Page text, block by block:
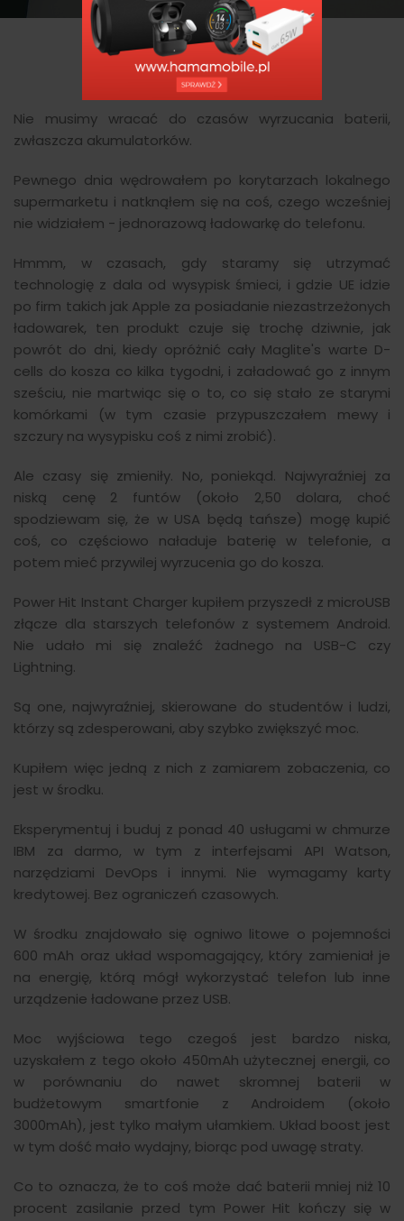
Nie musimy wracać do czasów wyrzucania baterii,
zwłaszcza akumulatorków.
Pewnego dnia wędrowałem po korytarzach lokalnego
supermarketu i natknąłem się na coś, czego wcześniej
nie widziałem - jednorazową ładowarkę do telefonu.
Hmmm, w czasach, gdy staramy się utrzymać
technologię z dala od wysypisk śmieci, i gdzie UE idzie
po firm takich jak Apple za posiadanie niezastrzeżonych
ładowarek, ten produkt czuje się trochę dziwnie, jak
powrót do dni, kiedy opróżnić cały Maglite's warte D-
cells do kosza co kilka tygodni, i załadować go z innym
sześciu, nie martwiąc się o to, co się stało ze starymi
komórkami (w tym czasie przypuszczałem mewy i
szczury na wysypisku coś z nimi zrobić).
Ale czasy się zmieniły. No, poniekąd. Najwyraźniej za
niską cenę 2 funtów (około 2,50 dolara, choć
spodziewam się, że w USA będą tańsze) mogę kupić
coś, co częściowo naładuje baterię w telefonie, a
potem mieć przywilej wyrzucenia go do kosza.
Power Hit Instant Charger kupiłem przyszedł z microUSB
złącze dla starszych telefonów z systemem Android.
Nie udało mi się znaleźć żadnego na USB-C czy
Lightning.
Są one, najwyraźniej, skierowane do studentów i ludzi,
którzy są zdesperowani, aby szybko zwiększyć moc.
Kupiłem więc jedną z nich z zamiarem zobaczenia, co
jest w środku.
Eksperymentuj i buduj z ponad 40 usługami w chmurze
IBM za darmo, w tym z interfejsami API Watson,
narzędziami DevOps i innymi. Nie wymagamy karty
kredytowej. Bez ograniczeń czasowych.
W środku znajdowało się ogniwo litowe o pojemności
600 mAh oraz układ wspomagający, który zamieniał je
na energię, którą mógł wykorzystać telefon lub inne
urządzenie ładowane przez USB.
Moc wyjściowa tego czegoś jest bardzo niska,
uzyskałem z tego około 450mAh użytecznej energii, co
w porównaniu do nawet skromnej baterii w
budżetowym smartfonie z Androidem (około
3000mAh), jest tylko małym ułamkiem. Układ boost jest
w tym dość mało wydajny, biorąc pod uwagę straty.
Co to oznacza, że to coś może dać baterii mniej niż 10
procent zasilanie przed tym Power Hit kończy się w